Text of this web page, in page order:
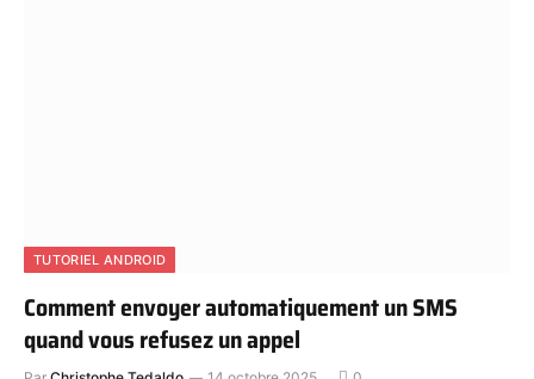
TUTORIEL ANDROID
Comment envoyer automatiquement un SMS
quand vous refusez un appel